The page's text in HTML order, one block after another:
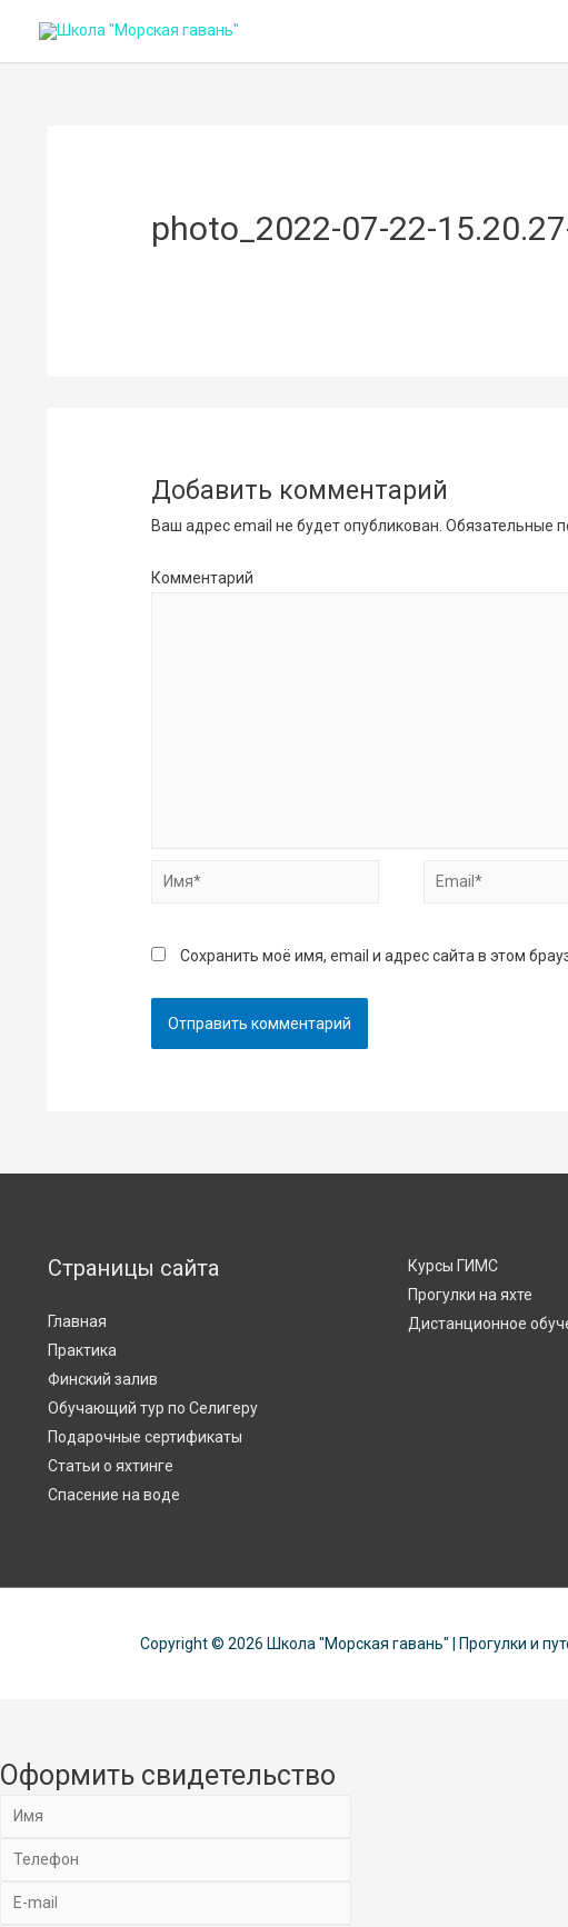
photo_2022-07-22-
Добавить комментарий
Ваш адрес email не будет опубликован. Обязательные
Комментарий
Имя* Email*
Сохранить моё имя, email и адрес сайта в этом
Страницы сайта
Главная
Практика
Финский залив
Обучающий тур по Селигеру
Подарочные сертификаты
Статьи о яхтинге
Спасение на воде
Курсы ГИМС
Прогулки на яхте
Дистанционное
Copyright © 2026 Школа "Морская гавань" | Прогулки и
Оформить свидетельство